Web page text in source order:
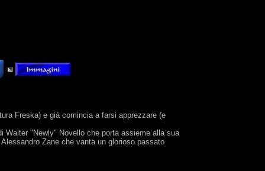
Freska) e già comincia a farsi apprezzare (e
Walter "Newly" Novello che porta assieme alla sua
Zane che vanta un glorioso passato